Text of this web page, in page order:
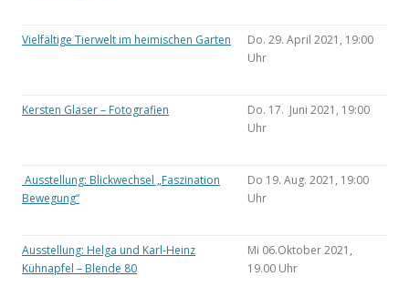
Vielfältige Tierwelt im heimischen Garten
Do. 29. April 2021, 19:00
Uhr
Kersten Glaser – Fotografien
Do. 17. Juni 2021, 19:00
Uhr
Ausstellung: Blickwechsel „Faszination
Bewegung“
Do 19. Aug. 2021, 19:00
Uhr
Ausstellung: Helga und Karl-Heinz
Kühnapfel – Blende 80
Mi 06.Oktober 2021,
19.00 Uhr